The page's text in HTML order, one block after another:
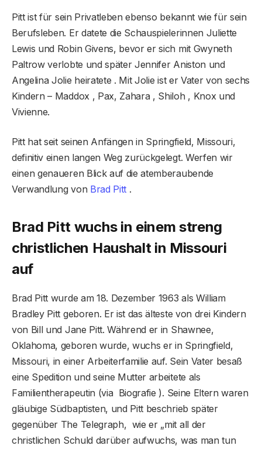
Pitt ist für sein Privatleben ebenso bekannt wie für sein
Berufsleben. Er datete die Schauspielerinnen Juliette
Lewis und Robin Givens, bevor er sich mit Gwyneth
Paltrow verlobte und später Jennifer Aniston und
Angelina Jolie heiratete . Mit Jolie ist er Vater von sechs
Kindern – Maddox , Pax, Zahara , Shiloh , Knox und
Vivienne.
Pitt hat seit seinen Anfängen in Springfield, Missouri,
definitiv einen langen Weg zurückgelegt. Werfen wir
einen genaueren Blick auf die atemberaubende
Verwandlung von Brad Pitt .
Brad Pitt wuchs in einem streng
christlichen Haushalt in Missouri
auf
Brad Pitt wurde am 18. Dezember 1963 als William
Bradley Pitt geboren. Er ist das älteste von drei Kindern
von Bill und Jane Pitt. Während er in Shawnee,
Oklahoma, geboren wurde, wuchs er in Springfield,
Missouri, in einer Arbeiterfamilie auf. Sein Vater besaß
eine Spedition und seine Mutter arbeitete als
Familientherapeutin (via Biografie ). Seine Eltern waren
gläubige Südbaptisten, und Pitt beschrieb später
gegenüber The Telegraph, wie er „mit all der
christlichen Schuld darüber aufwuchs, was man tun